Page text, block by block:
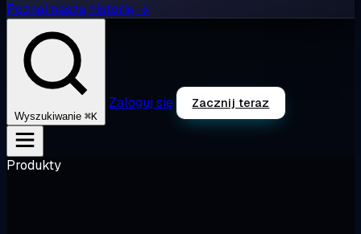
Poznaj naszą historię →
Wyszukiwanie ⌘K
Zaloguj się Zacznij teraz
Produkty